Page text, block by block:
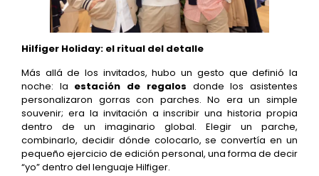
Hilfiger Holiday: el ritual del detalle
Más allá de los invitados, hubo un gesto que definió la
noche: la estación de regalos donde los asistentes
personalizaron gorras con parches. No era un simple
souvenir; era la invitación a inscribir una historia propia
dentro de un imaginario global. Elegir un parche,
combinarlo, decidir dónde colocarlo, se convertía en un
pequeño ejercicio de edición personal, una forma de decir
“yo” dentro del lenguaje Hilfiger.